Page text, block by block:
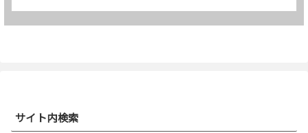
サイト内検索